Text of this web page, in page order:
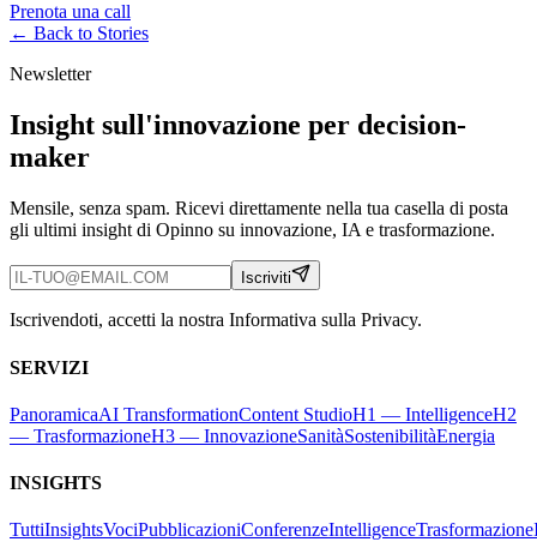
Prenota una call
← Back to Stories
Newsletter
Insight sull'innovazione per decision-
maker
Mensile, senza spam. Ricevi direttamente nella tua casella di posta
gli ultimi insight di Opinno su innovazione, IA e trasformazione.
Iscriviti
Iscrivendoti, accetti la nostra Informativa sulla Privacy.
SERVIZI
PanoramicaAI TransformationContent StudioH1 — IntelligenceH2
— TrasformazioneH3 — InnovazioneSanitàSostenibilitàEnergia
INSIGHTS
TuttiInsightsVociPubblicazioniConferenzeIntelligenceTrasformazione